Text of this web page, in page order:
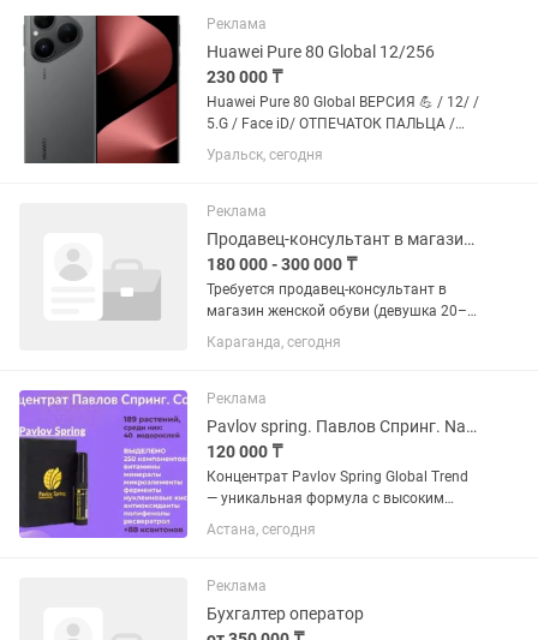
Реклама
Huawei Pure 80 Global 12/256
230 000 ₸
Huawei Pure 80 Global ВЕРСИЯ 💪 / 12/ /
5.G / Face iD/ ОТПЕЧАТОК ПАЛЬЦА /
СОСТОЯНИЕ ИДЕАЛ ПРЯМ / НА
КАСПИЙ 350 стоит / УРАЛЬСК АКСАЙ
Уральск, сегодня
Реклама
Продавец-консультант в магазине
180 000 - 300 000 ₸
Требуется продавец-консультант в
магазин женской обуви (девушка 20–
35 лет, не студент) с обязательным
знанием казахского языка. График с
два раза в месяц....
Караганда, сегодня
Реклама
Pavlov spring. Павлов Спринг. Nano balsam. Нано бальзам. Доставка. Оригинал
120 000 ₸
Концентрат Pavlov Spring Global Trend
— уникальная формула с высоким
содержанием коэнзима Q₁₀, известного
своей способностью усиливать
— 189 растительных...
Астана, сегодня
Реклама
Бухгалтер оператор